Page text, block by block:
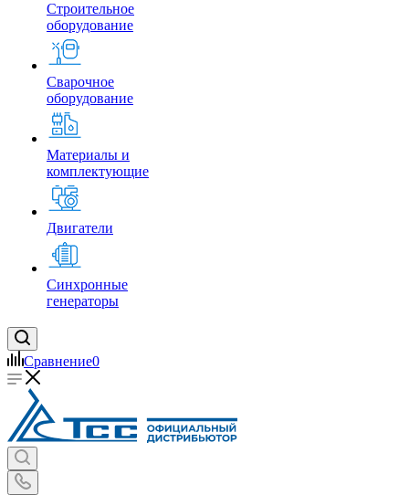
Строительное
оборудование
Сварочное
оборудование
Материалы и
комплектующие
Двигатели
Синхронные
генераторы
Сравнение0